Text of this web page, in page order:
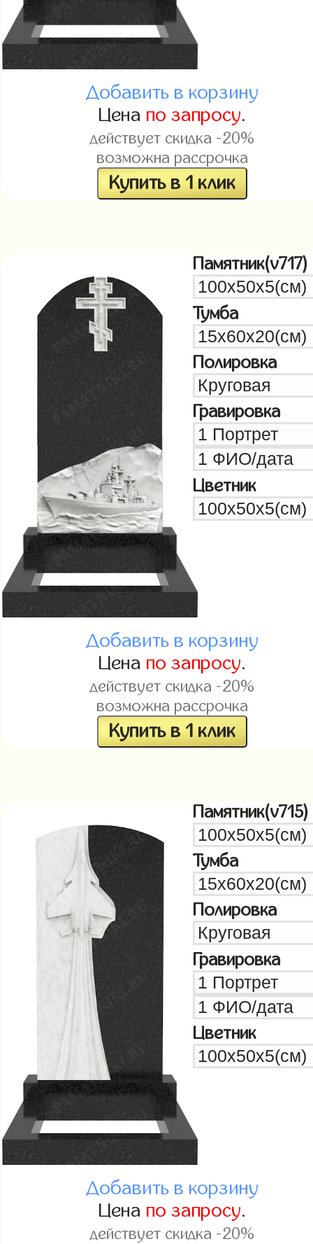
Добавить в корзину
Цена по запросу.
действует скидка -20%
возможна рассрочка
Купить в 1 клик
Памятник(v717)
Тумба
Полировка
Гравировка
Цветник
Добавить в корзину
Цена по запросу.
действует скидка -20%
возможна рассрочка
Купить в 1 клик
Памятник(v715)
Тумба
Полировка
Гравировка
Цветник
Добавить в корзину
Цена по запросу.
действует скидка -20%